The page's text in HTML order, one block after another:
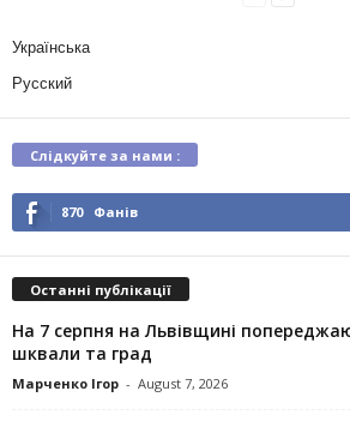
Українська
Русский
Слідкуйте за нами :
870 Фанів
Останні публікації
На 7 серпня на Львівщині
шквали та град
Марченко Ігор - August 7, 2026